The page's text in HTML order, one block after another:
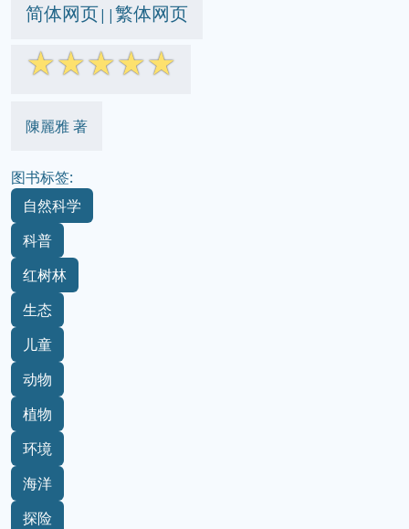
简体网页||繁体网页
☆☆☆☆☆
陳麗雅 著
图书标签:
自然科学
科普
红树林
生态
儿童
动物
植物
环境
海洋
探险